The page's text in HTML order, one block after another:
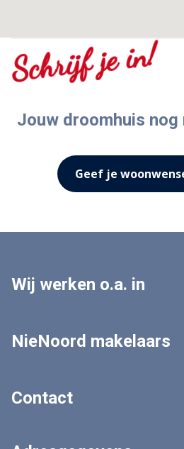
Jouw droomhuis nog
Schrijf je in!
Geef je
Wij werken o.a. in
Grootegast
NieNoord makelaars
Contact